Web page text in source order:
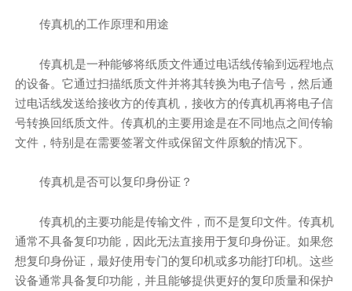
传真机的工作原理和用途
传真机是一种能够将纸质文件通过电话线传输到远程地点
的设备。它通过扫描纸质文件并将其转换为电子信号，然后通
过电话线发送给接收方的传真机，接收方的传真机再将电子信
号转换回纸质文件。传真机的主要用途是在不同地点之间传输
文件，特别是在需要签署文件或保留文件原貌的情况下。
传真机是否可以复印身份证？
传真机的主要功能是传输文件，而不是复印文件。传真机
通常不具备复印功能，因此无法直接用于复印身份证。如果您
想复印身份证，最好使用专门的复印机或多功能打印机。这些
设备通常具备复印功能，并且能够提供更好的复印质量和保护